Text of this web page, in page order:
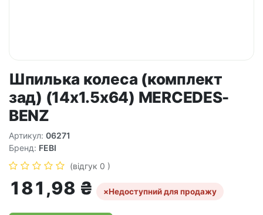
Шпилька колеса (комплект
зад) (14x1.5x64) MERCEDES-
BENZ
Артикул: 06271
Бренд: FEBI
(відгук 0 )
181,98 ₴ ×Недоступний для продажу